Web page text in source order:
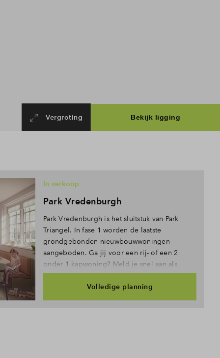
Vergroting
Park Vredenburgh
In verkoop
Park Vredenburgh is het sluitstuk van Park
Triangel. In fase 1 worden de laatste
grondgebonden nieuwbouwwoningen
aangeboden. Ga jij voor een rij- of een 2
onder 1 kapwoning? Meld je snel aan als
belangstellende!
Volledige planning